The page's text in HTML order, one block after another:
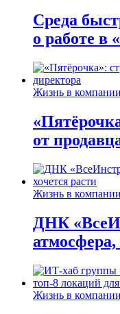
Среда
о работе в
Жизнь в компании
от
Жизнь в компании
ДНК
атмосфера,
Жизнь в компании